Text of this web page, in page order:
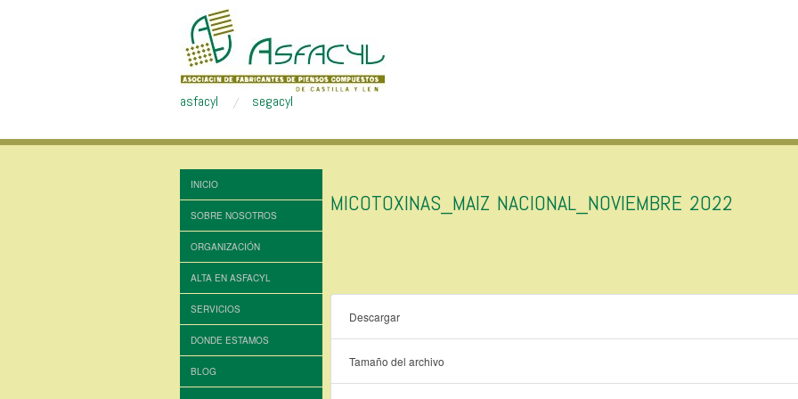
asfacyl segacyl
INICIO
SOBRE NOSOTROS
ORGANIZACIÓN
ALTA EN ASFACYL
SERVICIOS
DONDE ESTAMOS
BLOG
MICOTOXINAS_MAIZ NACIONAL_NOVIEMBRE 2022
Descargar
Tamaño del archivo